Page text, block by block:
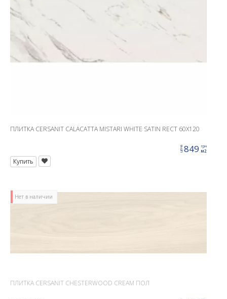
ПЛИТКА CERSANIT CALACATTA MISTARI WHITE SATIN RECT 60X120
цена849 грн
м2
Купить
Нет в наличии
ПЛИТКА CERSANIT CHESTERWOOD CREAM ПОЛ